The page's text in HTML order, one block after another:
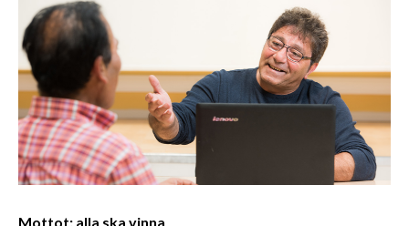
Mottot: alla ska vinna